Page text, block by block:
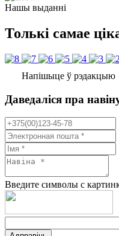
Нашы выданні
Толькі самае
Напішыце ў рэдакцыю
Даведаліся пра
Введите символы с